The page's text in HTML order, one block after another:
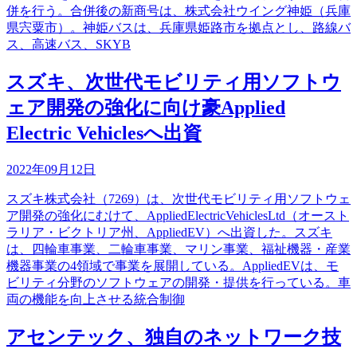
併を行う。合併後の新商号は、株式会社ウイング神姫（兵庫
県宍粟市）。神姫バスは、兵庫県姫路市を拠点とし、路線バ
ス、高速バス、SKYB
スズキ、次世代モビリティ用ソフトウ
ェア開発の強化に向け豪Applied
Electric Vehiclesへ出資
2022年09月12日
スズキ株式会社（7269）は、次世代モビリティ用ソフトウェ
ア開発の強化にむけて、AppliedElectricVehiclesLtd（オースト
ラリア・ビクトリア州、AppliedEV）へ出資した。スズキ
は、四輪車事業、二輪車事業、マリン事業、福祉機器・産業
機器事業の4領域で事業を展開している。AppliedEVは、モ
ビリティ分野のソフトウェアの開発・提供を行っている。車
両の機能を向上させる統合制御
アセンテック、独自のネットワーク技